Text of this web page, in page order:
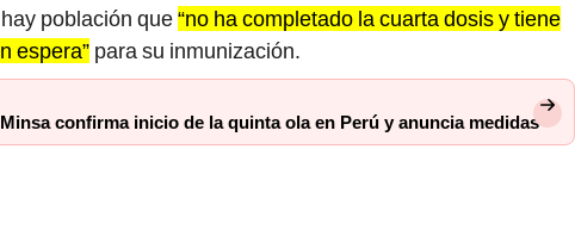
población que“no ha completado la cuarta dosis y tiene
espera” para su inmunización.
confirma inicio de la quinta ola en Perú y anuncia medidas